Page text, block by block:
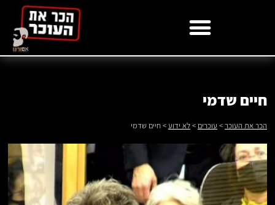
חיים שדמי
הכר את העוכר> עוכרים >לא ידוע >חיים שדמי